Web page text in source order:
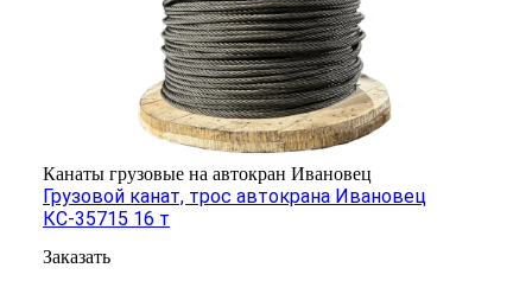
Канаты грузовые на автокран Ивановец
Грузовой канат, трос автокрана Ивановец
КС-35715 16 т
Заказать